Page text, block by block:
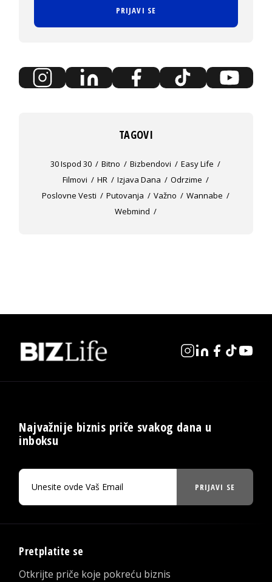
PRIJAVI SE
TAGOVI
30 Ispod 30 Bitno Bizbendovi
Easy Life
Filmovi
HR Izjava Dana
Odrzime
Poslovne Vesti
Putovanja Važno
Wannabe
Webmind
Najvažnije biznis priče svakog dana u
inboksu
PRIJAVI SE
Pretplatite se
Otkrijte priče koje pokreću biznis